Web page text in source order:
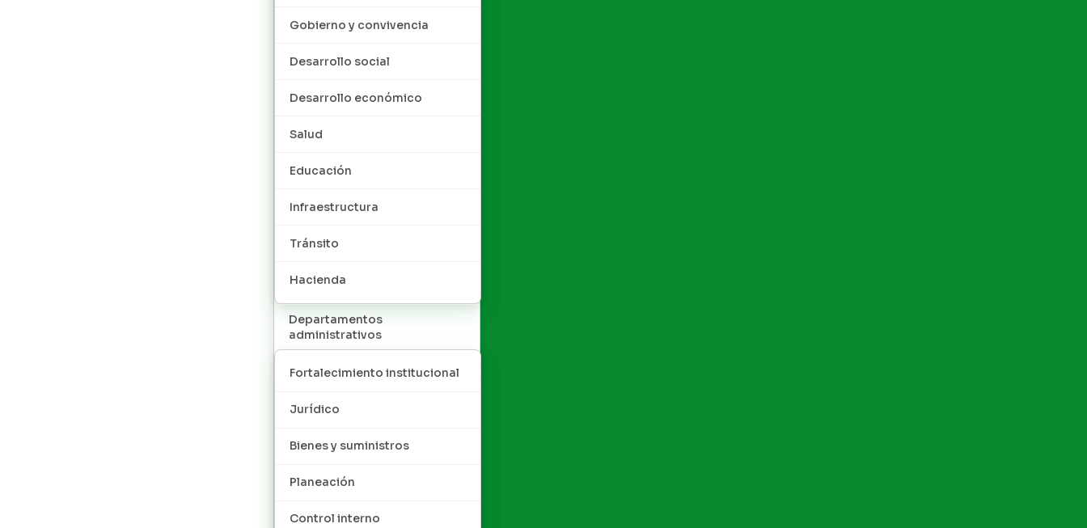
Gobierno y convivencia
Desarrollo social
Desarrollo económico
Salud
Educación
Infraestructura
Tránsito
Hacienda
Departamentos
administrativos
Fortalecimiento institucional
Jurídico
Bienes y suministros
Planeación
Control interno